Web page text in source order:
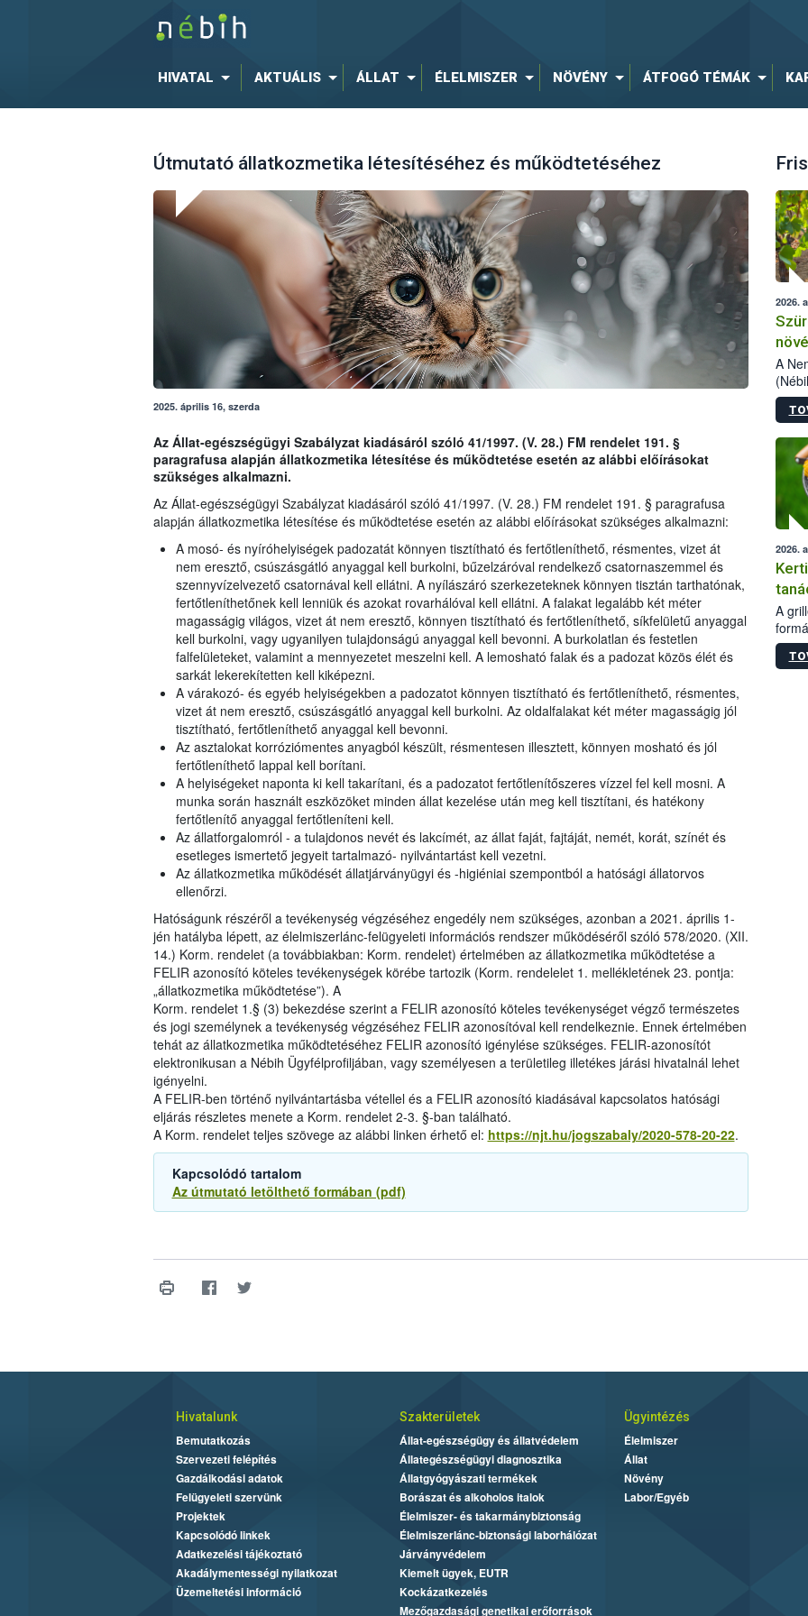
HIVATAL AKTUÁLIS ÁLLAT ÉLELMISZER NÖVÉNY ÁTFOGÓ TÉMÁK
Útmutató állatkozmetika létesítéséhez és működtetéséhez
2025. április 16, szerda
Az Állat-egészségügyi Szabályzat kiadásáról szóló 41/1997. (V. 28.) FM rendelet 191. §
paragrafusa alapján állatkozmetika létesítése és működtetése esetén az alábbi előírásokat
szükséges alkalmazni.
Az Állat-egészségügyi Szabályzat kiadásáról szóló 41/1997. (V. 28.) FM rendelet 191. § paragrafusa
alapján állatkozmetika létesítése és működtetése esetén az alábbi előírásokat szükséges alkalmazni:
A mosó- és nyíróhelyiségek padozatát könnyen tisztítható és fertőtleníthető, résmentes, vizet át
nem eresztő, csúszásgátló anyaggal kell burkolni, bűzelzáróval rendelkező csatornaszemmel és
szennyvízelvezető csatornával kell ellátni. A nyílászáró szerkezeteknek könnyen tisztán tarthatónak,
fertőtleníthetőnek kell lenniük és azokat rovarhálóval kell ellátni. A falakat legalább két méter
magasságig világos, vizet át nem eresztő, könnyen tisztítható és fertőtleníthető, síkfelületű anyaggal
kell burkolni, vagy ugyanilyen tulajdonságú anyaggal kell bevonni. A burkolatlan és festetlen
falfelületeket, valamint a mennyezetet meszelni kell. A lemosható falak és a padozat közös élét és
sarkát lekerekítetten kell kiképezni.
A várakozó- és egyéb helyiségekben a padozatot könnyen tisztítható és fertőtleníthető, résmentes,
vizet át nem eresztő, csúszásgátló anyaggal kell burkolni. Az oldalfalakat két méter magasságig jól
tisztítható, fertőtleníthető anyaggal kell bevonni.
Az asztalokat korróziómentes anyagból készült, résmentesen illesztett, könnyen mosható és jól
fertőtleníthető lappal kell borítani.
A helyiségeket naponta ki kell takarítani, és a padozatot fertőtlenítőszeres vízzel fel kell mosni. A
munka során használt eszközöket minden állat kezelése után meg kell tisztítani, és hatékony
fertőtlenítő anyaggal fertőtleníteni kell.
Az állatforgalomról - a tulajdonos nevét és lakcímét, az állat faját, fajtáját, nemét, korát, színét és
esetleges ismertető jegyeit tartalmazó- nyilvántartást kell vezetni.
Az állatkozmetika működését állatjárványügyi és -higiéniai szempontból a hatósági állatorvos
ellenőrzi.
Hatóságunk részéről a tevékenység végzéséhez engedély nem szükséges, azonban a 2021. április 1-
jén hatályba lépett, az élelmiszerlánc-felügyeleti információs rendszer működéséről szóló 578/2020. (XII.
14.) Korm. rendelet (a továbbiakban: Korm. rendelet) értelmében az állatkozmetika működtetése a
FELIR azonosító köteles tevékenységek körébe tartozik (Korm. rendelelet 1. mellékletének 23. pontja:
„állatkozmetika működtetése”). A
Korm. rendelet 1.§ (3) bekezdése szerint a FELIR azonosító köteles tevékenységet végző természetes
és jogi személynek a tevékenység végzéséhez FELIR azonosítóval kell rendelkeznie. Ennek értelmében
tehát az állatkozmetika működtetéséhez FELIR azonosító igénylése szükséges. FELIR-azonosítót
elektronikusan a Nébih Ügyfélprofiljában, vagy személyesen a területileg illetékes járási hivatalnál lehet
igényelni.
A FELIR-ben történő nyilvántartásba vétellel és a FELIR azonosító kiadásával kapcsolatos hatósági
eljárás részletes menete a Korm. rendelet 2-3. §-ban található.
A Korm. rendelet teljes szövege az alábbi linken érhető el: https://njt.hu/jogszabaly/2020-578-20-22.
Kapcsolódó tartalom
Az útmutató letölthető formában (pdf)
2026.
A
Az
2026.
A
Hivatalunk
Bemutatkozás
Szervezeti felépítés
Gazdálkodási adatok
Felügyeleti szervünk
Projektek
Kapcsolódó linkek
Adatkezelési tájékoztató
Akadálymentességi nyilatkozat
Üzemeltetési információ
Szakterületek
Állat-egészségügy és állatvédelem
Állategészségügyi diagnosztika
Állatgyógyászati termékek
Borászat és alkoholos italok
Élelmiszer- és takarmánybiztonság
Élelmiszerlánc-biztonsági laborhálózat
Járványvédelem
Kiemelt ügyek, EUTR
Kockázatkezelés
Mezőgazdasági genetikai erőforrások
Ügyintézés
Élelmiszer
Állat
Növény
Labor/Egyéb